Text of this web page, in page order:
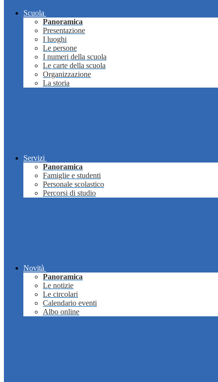
Scuola
Panoramica
Presentazione
I luoghi
Le persone
I numeri della scuola
Le carte della scuola
Organizzazione
La storia
Servizi
Panoramica
Famiglie e studenti
Personale scolastico
Percorsi di studio
Novità
Panoramica
Le notizie
Le circolari
Calendario eventi
Albo online